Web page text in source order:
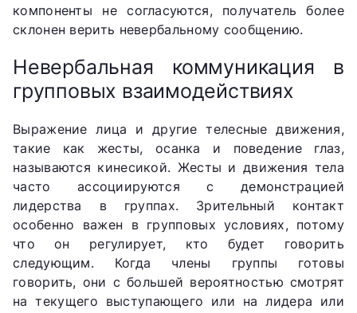
компоненты не согласуются, получатель более
склонен верить невербальному сообщению.
Невербальная коммуникация в
групповых взаимодействиях
Выражение лица и другие телесные движения,
такие как жесты, осанка и поведение глаз,
называются кинесикой. Жесты и движения тела
часто ассоциируются с демонстрацией
лидерства в группах. Зрительный контакт
особенно важен в групповых условиях, потому
что он регулирует, кто будет говорить
следующим. Когда члены группы готовы
говорить, они с большей вероятностью смотрят
на текущего выступающего или на лидера или